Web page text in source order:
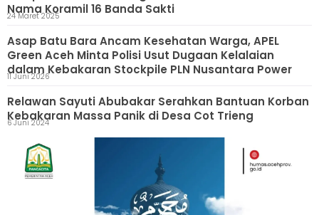
Nama Koramil 16 Banda Sakti
24 Maret 2025
Asap Batu Bara Ancam Kesehatan Warga, APEL
Green Aceh Minta Polisi Usut Dugaan Kelalaian
dalam Kebakaran Stockpile PLN Nusantara Power
11 Juni 2026
Relawan Sayuti Abubakar Serahkan Bantuan Korban
Kebakaran Massa Panik di Desa Cot Trieng
6 Juni 2024